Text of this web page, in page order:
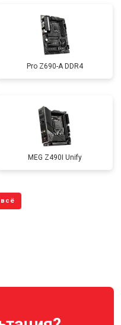
Pro Z690-A DDR4
MEG Z490I Unify